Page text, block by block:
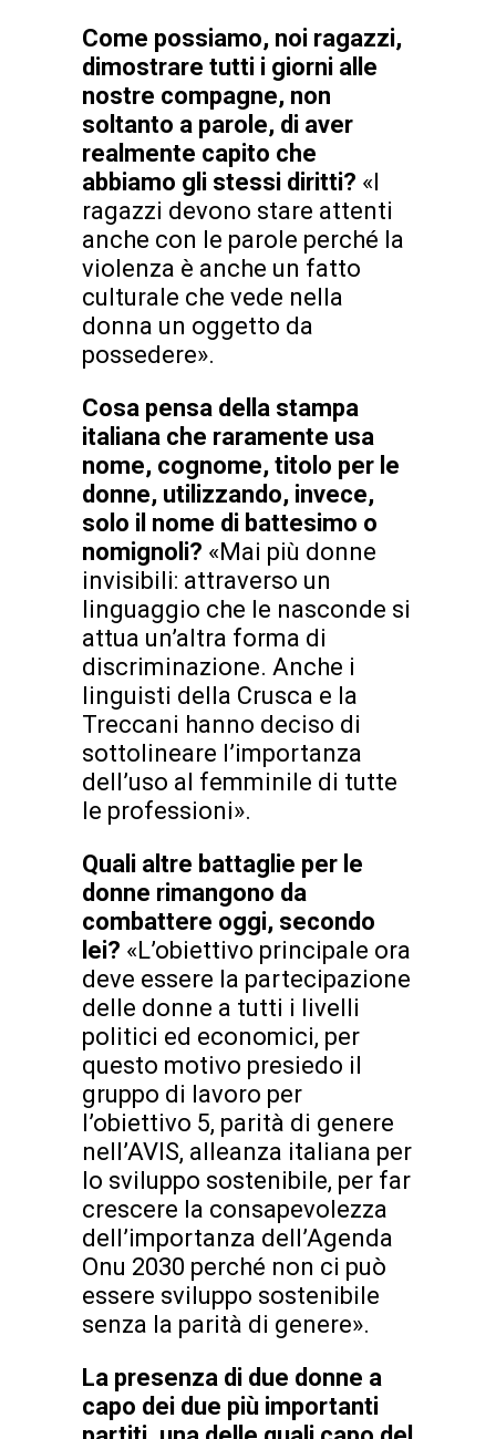
Come possiamo, noi ragazzi,
dimostrare tutti i giorni alle
nostre compagne, non
soltanto a parole, di aver
realmente capito che
abbiamo gli stessi diritti? «I
ragazzi devono stare attenti
anche con le parole perché la
violenza è anche un fatto
culturale che vede nella
donna un oggetto da
possedere».
Cosa pensa della stampa
italiana che raramente usa
nome, cognome, titolo per le
donne, utilizzando, invece,
solo il nome di battesimo o
nomignoli? «Mai più donne
invisibili: attraverso un
linguaggio che le nasconde si
attua un’altra forma di
discriminazione. Anche i
linguisti della Crusca e la
Treccani hanno deciso di
sottolineare l’importanza
dell’uso al femminile di tutte
le professioni».
Quali altre battaglie per le
donne rimangono da
combattere oggi, secondo
lei? «L’obiettivo principale ora
deve essere la partecipazione
delle donne a tutti i livelli
politici ed economici, per
questo motivo presiedo il
gruppo di lavoro per
l’obiettivo 5, parità di genere
nell’AVIS, alleanza italiana per
lo sviluppo sostenibile, per far
crescere la consapevolezza
dell’importanza dell’Agenda
Onu 2030 perché non ci può
essere sviluppo sostenibile
senza la parità di genere».
La presenza di due donne a
capo dei due più importanti